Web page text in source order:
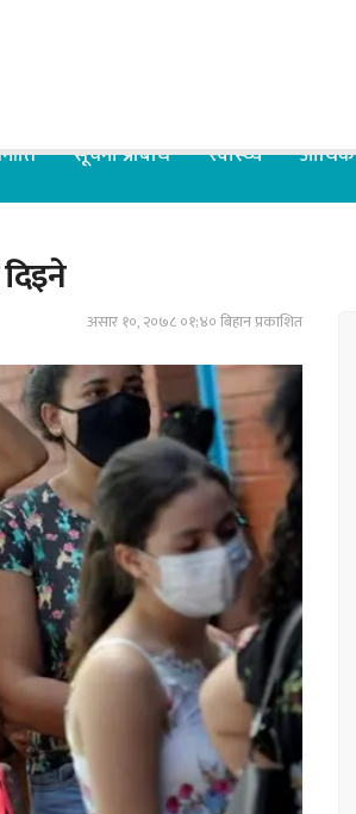
सूचना प्रबिधि स्वास्थ्य आर्थिक
असार १०, २०७८ ०१;४० बिहान प्रकाशित